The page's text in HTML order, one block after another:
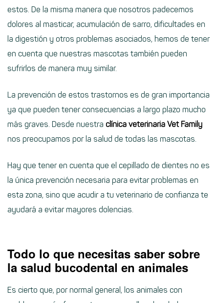
estos. De la misma manera que nosotros padecemos
dolores al masticar, acumulación de sarro, dificultades en
la digestión y otros problemas asociados, hemos de tener
en cuenta que nuestras mascotas también pueden
sufrirlos de manera muy similar.
La prevención de estos trastornos es de gran importancia
ya que pueden tener consecuencias a largo plazo mucho
más graves. Desde nuestra clínica veterinaria Vet Family
nos preocupamos por la salud de todas las mascotas.
Hay que tener en cuenta que el cepillado de dientes no es
la única prevención necesaria para evitar problemas en
esta zona, sino que acudir a tu veterinario de confianza te
ayudará a evitar mayores dolencias.
Todo lo que necesitas saber sobre
la salud bucodental en animales
Es cierto que, por normal general, los animales con